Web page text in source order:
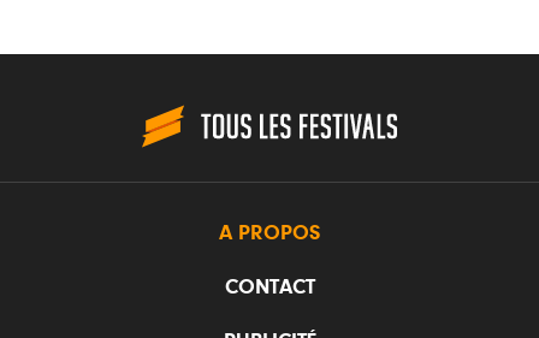
A PROPOS
CONTACT